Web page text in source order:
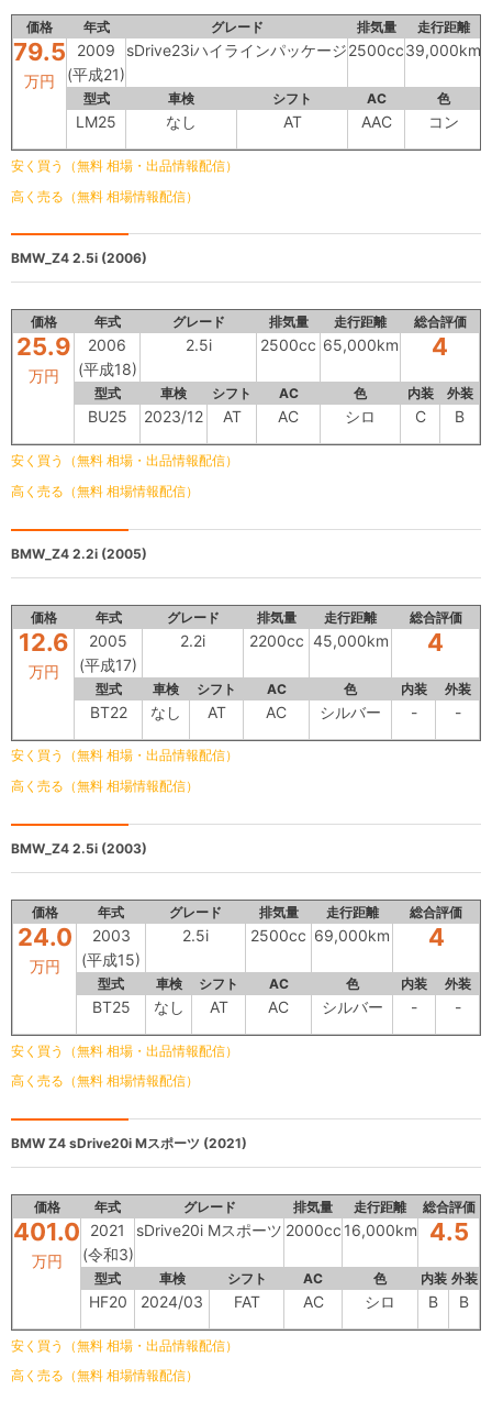
価格 年式 グレード 排気量 走行距離
79.5
万円
2009
(平成21)
sDrive23iハイラインパッケージ2500cc39,000km
型式 車検 シフト AC 色
LM25 なし AT AAC コン
安く買う（無料 相場・出品情報配信）
高く売る（無料 相場情報配信）
BMW_Z4 2.5i (2006)
価格 年式 グレード 排気量 走行距離 総合評価
25.9
万円
2006
(平成18)
2.5i 2500cc 65,000km 4
型式 車検 シフト AC 色 内装 外装
BU25 2023/12 AT AC シロ C B
安く買う（無料 相場・出品情報配信）
高く売る（無料 相場情報配信）
BMW_Z4 2.2i (2005)
価格 年式 グレード 排気量 走行距離 総合評価
12.6
万円
2005
(平成17)
2.2i 2200cc 45,000km 4
型式 車検 シフト AC 色 内装 外装
BT22 なし AT AC シルバー - -
安く買う（無料 相場・出品情報配信）
高く売る（無料 相場情報配信）
BMW_Z4 2.5i (2003)
価格 年式 グレード 排気量 走行距離 総合評価
24.0
万円
2003
(平成15)
2.5i 2500cc 69,000km 4
型式 車検 シフト AC 色 内装 外装
BT25 なし AT AC シルバー - -
安く買う（無料 相場・出品情報配信）
高く売る（無料 相場情報配信）
BMW Z4 sDrive20i Mスポーツ (2021)
価格 年式 グレード 排気量 走行距離 総合評価
401.0
万円
2021
(令和3)
sDrive20i Mスポーツ 2000cc 16,000km 4.5
型式 車検 シフト AC 色 内装 外装
HF20 2024/03 FAT AC シロ B B
安く買う（無料 相場・出品情報配信）
高く売る（無料 相場情報配信）